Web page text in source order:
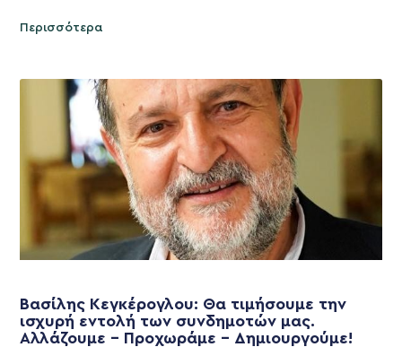
Περισσότερα
Βασίλης Κεγκέρογλου: Θα τιμήσουμε την
ισχυρή εντολή των συνδημοτών μας.
Αλλάζουμε – Προχωράμε – Δημιουργούμε!